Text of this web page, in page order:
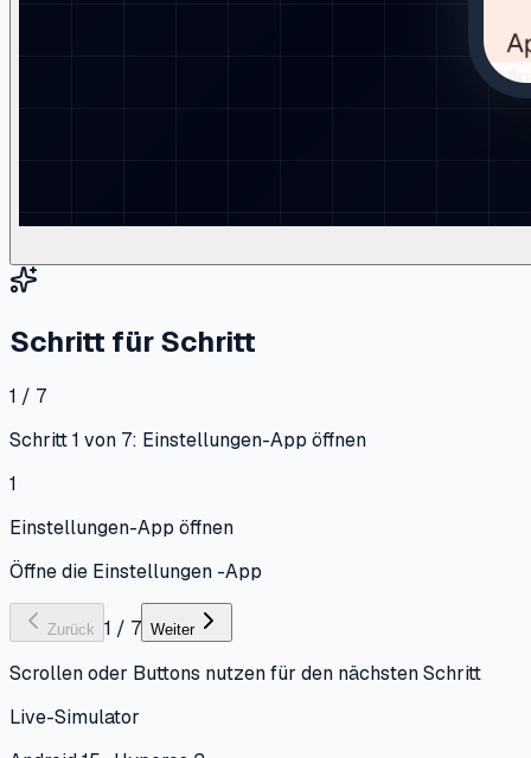
Schritt für Schritt
1 / 7
Schritt 1 von 7: Einstellungen-App öffnen
1
Einstellungen-App öffnen
Öffne die Einstellungen -App
Zurück 1 / 7 Weiter
Scrollen oder Buttons nutzen für den nächsten Schritt
Live-Simulator